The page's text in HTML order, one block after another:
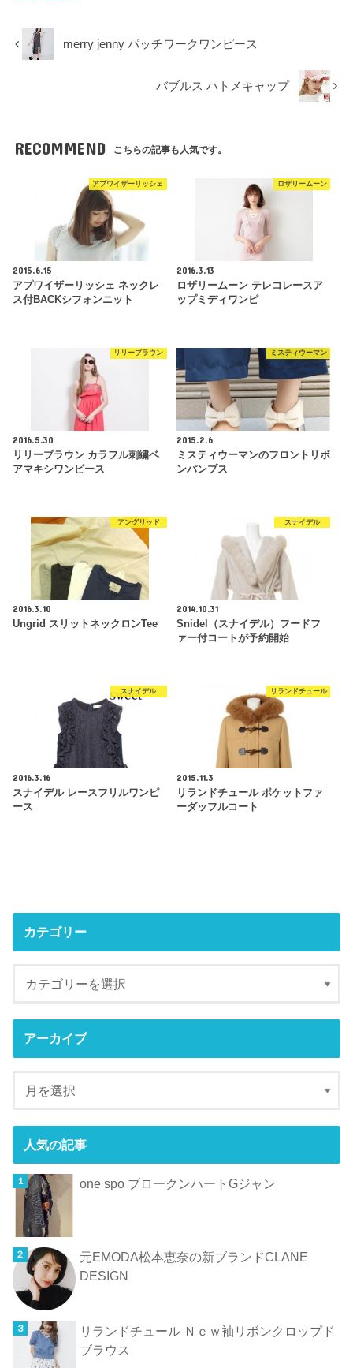
merry jenny パッチワークワンピース
バブルス ハトメキャップ
RECOMMEND こちらの記事も人気です。
アプワイザーリッシェ
2015.6.15
アプワイザーリッシェ ネックレ
ス付BACKシフォンニット
ロザリームーン
2016.3.13
ロザリームーン テレコレースア
ップミディワンピ
リリーブラウン
2016.5.30
リリーブラウン カラフル刺繍ベ
アマキシワンピース
ミスティウーマン
2015.2.6
ミスティウーマンのフロントリボ
ンパンプス
アングリッド
2016.3.10
Ungrid スリットネックロンTee
スナイデル
2014.10.31
Snidel（スナイデル）フードフ
ァー付コートが予約開始
スナイデル
2016.3.16
スナイデル レースフリルワンピ
ース
リランドチュール
2015.11.3
リランドチュール ポケットファ
ーダッフルコート
カテゴリー
アーカイブ
人気の記事
one spo ブロークンハートGジャン
元EMODA松本恵奈の新ブランドCLANE
DESIGN
リランドチュール Ｎｅｗ袖リボンクロップド
ブラウス